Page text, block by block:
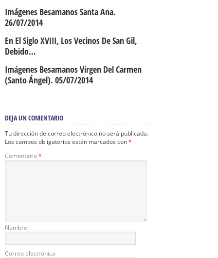
Imágenes Besamanos Santa Ana.
26/07/2014
En El Siglo XVIII, Los Vecinos De San Gil,
Debido…
Imágenes Besamanos Virgen Del Carmen
(Santo Ángel). 05/07/2014
DEJA UN COMENTARIO
Tu dirección de correo electrónico no será publicada.
Los campos obligatorios están marcados con*
Comentario*
Nombre
Correo electrónico